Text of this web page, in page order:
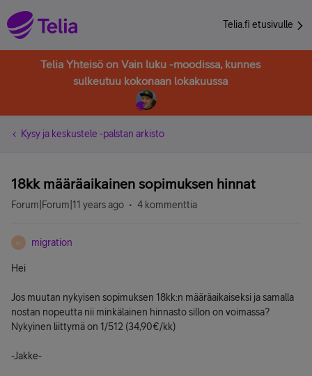
Telia.fi etusivulle
Telia Yhteisö on Vain luku -moodissa, kunnes
sulkeutuu kokonaan lokakuussa
Kysy ja keskustele -palstan arkisto
18kk määräaikainen sopimuksen hinnat
Forum|Forum|11 years ago 4 kommenttia
M migration
Hei
Jos muutan nykyisen sopimuksen 18kk:n määräaikaiseksi ja samalla
nostan nopeutta nii minkälainen hinnasto sillon on voimassa?
Nykyinen liittymä on 1/512 (34,90€/kk)
-Jakke-